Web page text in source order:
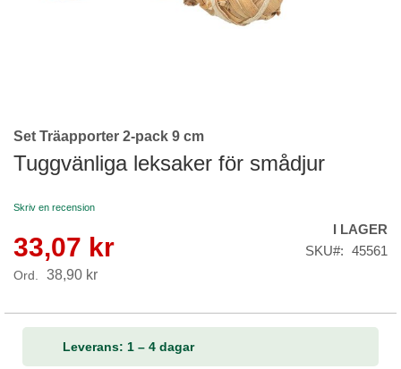
Skip
to
the
of
images
gallery
Set Träapporter 2-pack 9 cm
Tuggvänliga leksaker för smådjur
Skriv en recension
Reapris
33,07 kr
Ord. 38,90 kr
I LAGER
SKU
45561
Leverans: 1 – 4 dagar